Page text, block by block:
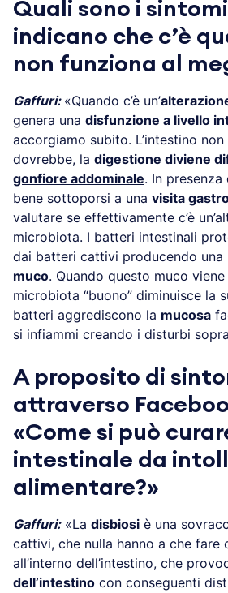
Quali sono i
indicano che c’è
non funziona al
Gaffuri: «Quando c’è un’
genera una disfunzione a livello
accorgiamo subito. L’intestino
dovrebbe, la digestione diviene
gonfiore addominale. In
bene sottoporsi a una visita
valutare se effettivamente c’è
microbiota. I batteri intestinali
dai batteri cattivi producendo una
muco. Quando questo muco
microbiota “buono” diminuisce la
batteri aggrediscono la mucosa
si infiammi creando i disturbi
A proposito di
attraverso
«Come si può
intestinale da
alimentare?»
Gaffuri:«La disbiosi è una
cattivi, che nulla hanno a che fare
all’interno dell’intestino, che
dell’intestino con conseguenti